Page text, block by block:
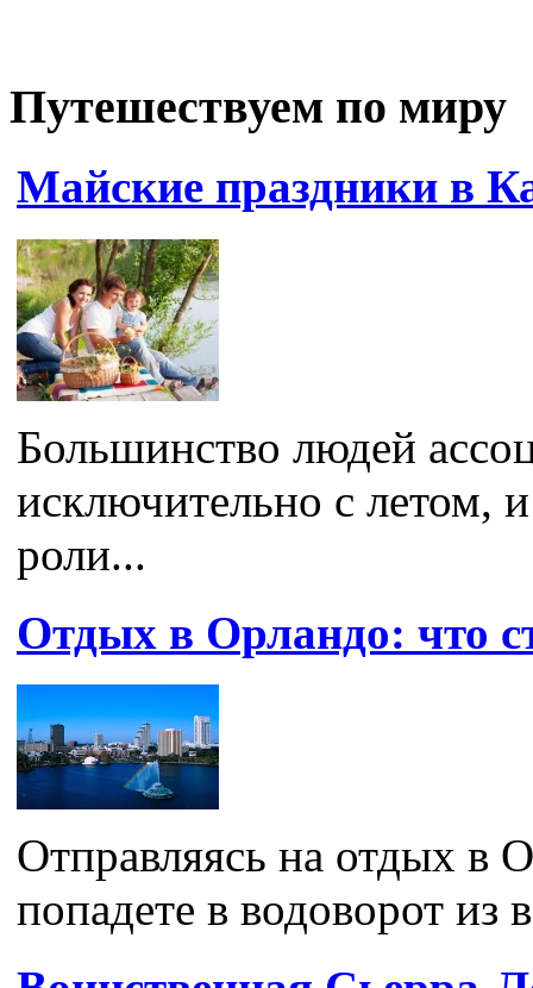
Путешествуем по миру
Майские праздники в
Большинство людей
исключительно с летом,
роли...
Отдых в Орландо: что
Отправляясь на отдых в
попадете в водоворот из